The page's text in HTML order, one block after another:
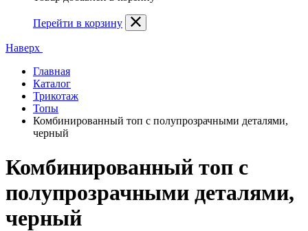
Перейти в корзину
Наверх
Главная
Каталог
Трикотаж
Топы
Комбинированный топ с полупрозрачными деталями,
черный
Комбинированный топ с
полупрозрачными деталями,
черный